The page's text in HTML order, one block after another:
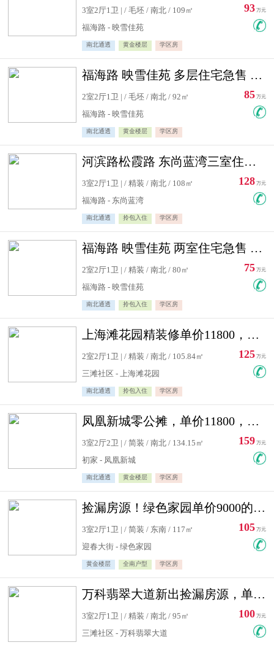
3室2厅1卫 | / 毛坯 / 南北 / 109㎡
福海路 - 映雪佳苑
南北通透 黄金楼层 学区房
93 万元
福海路 映雪佳苑 多层住宅急售 可公积金贷款
2室2厅1卫 | / 毛坯 / 南北 / 92㎡
福海路 - 映雪佳苑
南北通透 黄金楼层 学区房
85 万元
河滨路松霞路 东尚蓝湾三室住宅急售
3室2厅1卫 | / 精装 / 南北 / 108㎡
福海路 - 东尚蓝湾
南北通透 拎包入住 学区房
128 万元
福海路 映雪佳苑 两室住宅急售 可公积金贷款
2室2厅1卫 | / 精装 / 南北 / 80㎡
福海路 - 映雪佳苑
南北通透 拎包入住 学区房
75 万元
上海滩花园精装修单价11800，价格最低的两居室，无敌视野
2室2厅1卫 | / 精装 / 南北 / 105.84㎡
三滩社区 - 上海滩花园
南北通透 拎包入住 学区房
125 万元
凤凰新城零公摊，单价11800，白银楼层，一个车库另算
3室2厅2卫 | / 简装 / 南北 / 134.15㎡
初家 - 凤凰新城
南北通透 黄金楼层 学区房
159 万元
捡漏房源！绿色家园单价9000的大三居，实验小学永明双学区
3室2厅1卫 | / 简装 / 东南 / 117㎡
迎春大街 - 绿色家园
黄金楼层 全南户型 学区房
105 万元
万科翡翠大道新出捡漏房源，单价10500精装修
3室2厅1卫 | / 精装 / 南北 / 95㎡
三滩社区 - 万科翡翠大道
100 万元